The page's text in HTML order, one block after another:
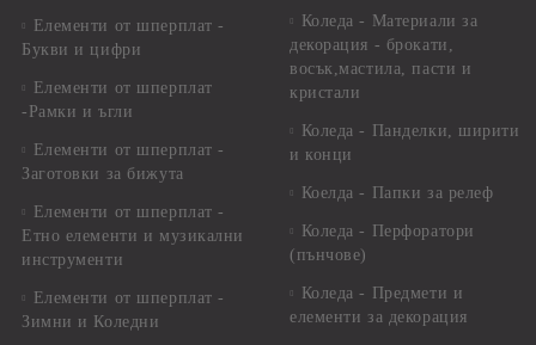
Елементи от шперплат -
Букви и цифри
Елементи от шперплат
-Рамки и ъгли
Елементи от шперплат -
Заготовки за бижута
Елементи от шперплат -
Етно елементи и музикални
инструменти
Елементи от шперплат -
Зимни и Коледни
Коледа - Материали за
декорация - брокати,
восък,мастила, пасти и
кристали
Коледа - Панделки, ширити
и конци
Коелда - Папки за релеф
Коледа - Перфоратори
(пънчове)
Коледа - Предмети и
елементи за декорация